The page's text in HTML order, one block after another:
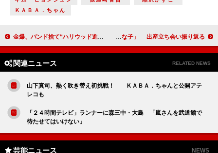
ＫＡＢＡ．ちゃん
金爆、バンド捨て“ハリウッド進出”に意気込み！？ 樽美酒「そろそろ時期かな」 東山紀之、次女誕生に「すでに親孝行な子」 出産立ち会い振り返る
関連ニュース RELATED NEWS
山下真司、熱く吹き替え初挑戦！ ＫＡＢＡ．ちゃんと公開アテ
レコも
「２４時間テレビ」ランナーに森三中・大島 「嵐さんを武道館で
待たせてはいけない」
芸能ニュース NEWS